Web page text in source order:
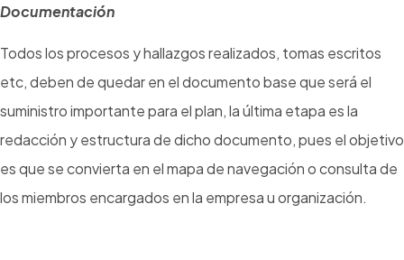
Documentación
Todos los procesos y hallazgos realizados, tomas escritos
etc, deben de quedar en el documento base que será el
suministro importante para el plan, la última etapa es la
redacción y estructura de dicho documento, pues el objetivo
es que se convierta en el mapa de navegación o consulta de
los miembros encargados en la empresa u organización.